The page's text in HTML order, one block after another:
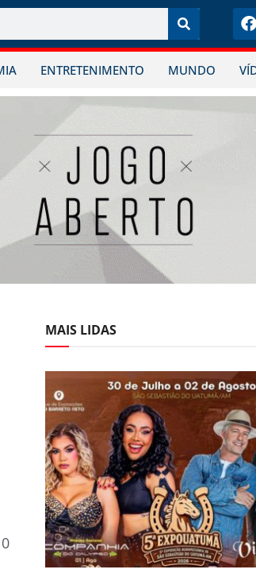
ENTRETENIMENTO MUNDO
0
MAIS LIDAS